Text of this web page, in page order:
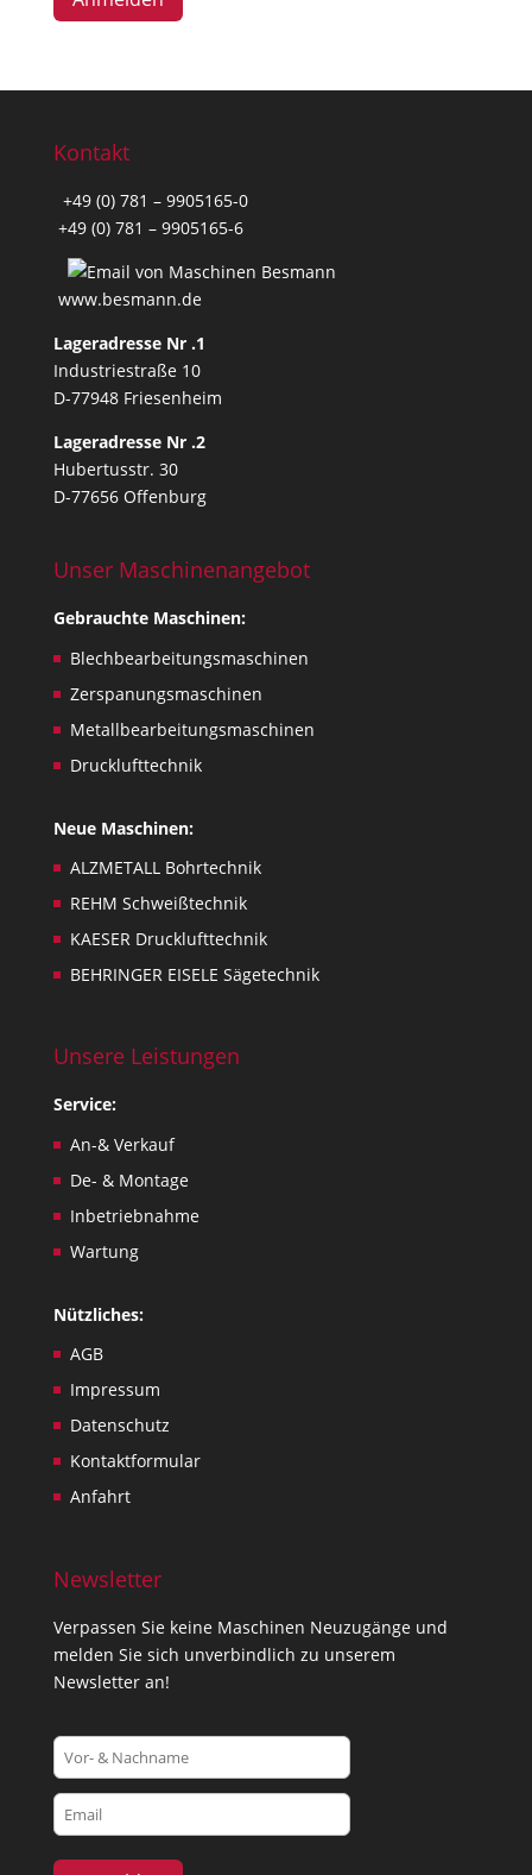
Kontakt
+49 (0) 781 – 9905165-0
+49 (0) 781 – 9905165-6
www.besmann.de
Lageradresse Nr .1
Industriestraße 10
D-77948 Friesenheim
Lageradresse Nr .2
Hubertusstr. 30
D-77656 Offenburg
Unser Maschinenangebot
Gebrauchte Maschinen:
Blechbearbeitungsmaschinen
Zerspanungsmaschinen
Metallbearbeitungsmaschinen
Drucklufttechnik
Neue Maschinen:
ALZMETALL Bohrtechnik
REHM Schweißtechnik
KAESER Drucklufttechnik
BEHRINGER EISELE Sägetechnik
Unsere Leistungen
Service:
An-& Verkauf
De- & Montage
Inbetriebnahme
Wartung
Nützliches:
AGB
Impressum
Datenschutz
Kontaktformular
Anfahrt
Newsletter
Verpassen Sie keine Maschinen Neuzugänge und
melden Sie sich unverbindlich zu unserem
Newsletter an!